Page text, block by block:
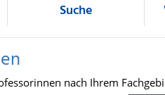
Suche
nach Ihrem